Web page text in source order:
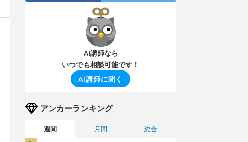
AI講師なら
いつでも相談可能です！
AI講師に聞く
アンカーランキング
週間 月間 総合